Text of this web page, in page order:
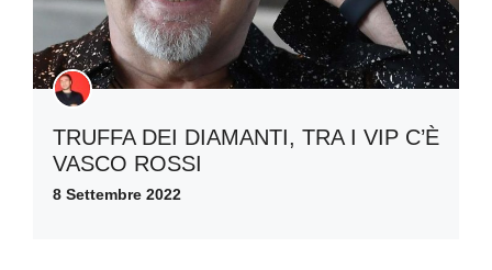
TRUFFA DEI DIAMANTI, TRA I VIP C’È
VASCO ROSSI
8 Settembre 2022